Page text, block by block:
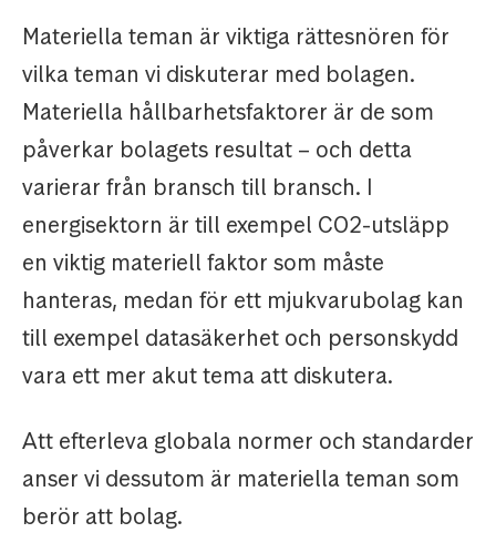
Materiella teman är viktiga rättesnören för
vilka teman vi diskuterar med bolagen.
Materiella hållbarhetsfaktorer är de som
påverkar bolagets resultat – och detta
varierar från bransch till bransch. I
energisektorn är till exempel CO2-utsläpp
en viktig materiell faktor som måste
hanteras, medan för ett mjukvarubolag kan
till exempel datasäkerhet och personskydd
vara ett mer akut tema att diskutera.
Att efterleva globala normer och standarder
anser vi dessutom är materiella teman som
berör att bolag.